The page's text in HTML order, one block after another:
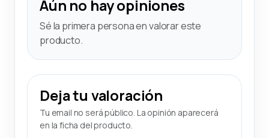
Aún no hay opiniones
Sé la primera persona en valorar este
producto.
Deja tu valoración
Tu email no será público. La opinión aparecerá
en la ficha del producto.